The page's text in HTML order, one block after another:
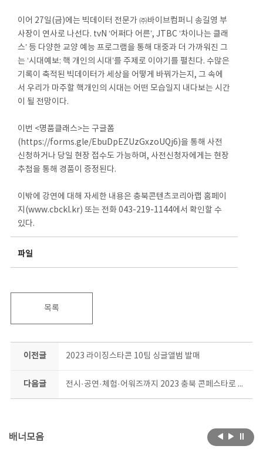
이어 27일(금)에는 빅데이터 전문가 ㈜바이브컴퍼니 송길영 부
사장이 연사로 나선다. tvN ‘어쩌다 어른’, JTBC ‘차이나는 클래
스’ 등 다양한 교양 예능 프로그램을 통해 대중과 더 가까워진 그
는 ‘시대예보: 핵 개인의 시대’를 주제로 이야기를 펼친다. 수많은
기록이 축적된 빅데이터가 세상을 어떻게 바꿔가는지, 그 속에
서 우리가 마주할 핵개인의 시대는 어떤 모습일지 내다보는 시간
이 될 전망이다.
이번 <명품클래스>는 구글폼
(https://forms.gle/EbuDpEZUzGxzoUQj6)을 통해 사전
신청하거나 당일 현장 접수도 가능하며, 사전신청자에게는 현장
추첨을 통해 경품이 증정된다.
이밖에 강연에 대해 자세한 내용은 충북콘텐츠코리아랩 홈페이
지(www.cbckl.kr) 또는 전화 043-219-1144에서 확인할 수
있다.
파일
목록
이전글 2023 라이징스타콘 10팀 싱글앨범 발매
다음글 전시·공연·체험·어워즈까지 2023 충북 콘페스타로 즐기자
배너모음